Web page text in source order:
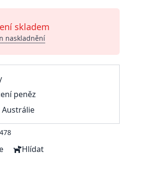
skladem
naskladnění
peněz
Hlídat